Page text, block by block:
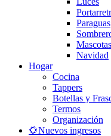
Paraguas
Mascotas
Navidad
Hogar
Cocina
Tappers
Botellas y
Termos
Organización
🌻Nuevos ingresos